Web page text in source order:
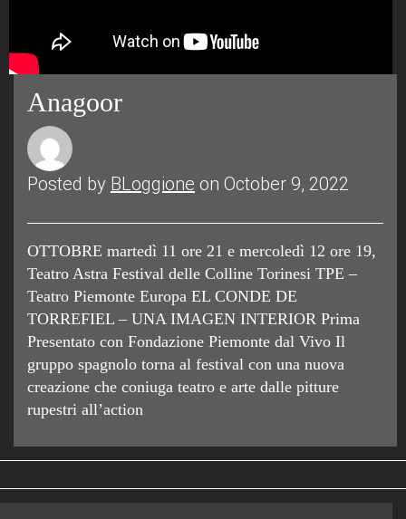
Anagoor
Posted by BLoggione on October 9, 2022
OTTOBRE martedì 11 ore 21 e mercoledì 12 ore 19,
Teatro Astra Festival delle Colline Torinesi TPE –
Teatro Piemonte Europa EL CONDE DE
TORREFIEL – UNA IMAGEN INTERIOR Prima
Presentato con Fondazione Piemonte dal Vivo Il
gruppo spagnolo torna al festival con una nuova
creazione che coniuga teatro e arte dalle pitture
rupestri all’action